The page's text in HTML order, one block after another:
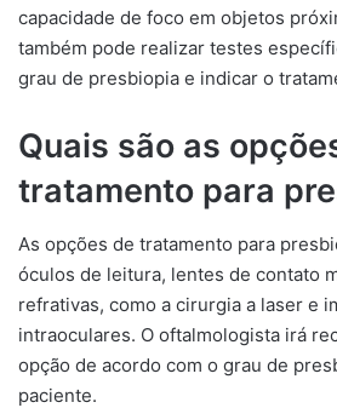
capacidade de foco em objetos
também pode realizar testes
grau de presbiopia e indicar o
Quais são as
tratamento para
As opções de tratamento para
óculos de leitura, lentes de contato
refrativas, como a cirurgia a laser e
intraoculares. O oftalmologista irá
opção de acordo com o grau de
paciente.